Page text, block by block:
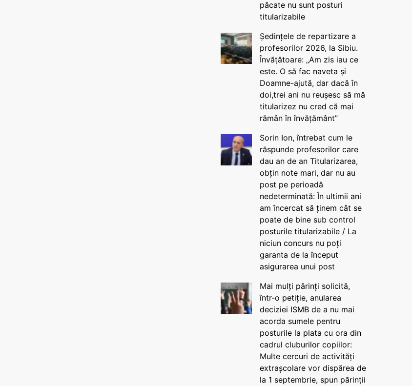
păcate nu sunt posturi
titularizabile
Ședințele de repartizare a
profesorilor 2026, la Sibiu.
Învățătoare: „Am zis iau ce
este. O să fac naveta și
Doamne-ajută, dar dacă în
doi,trei ani nu reușesc să mă
titularizez nu cred că mai
rămân în învățământ”
Sorin Ion, întrebat cum le
răspunde profesorilor care
dau an de an Titularizarea,
obțin note mari, dar nu au
post pe perioadă
nedeterminată: În ultimii ani
am încercat să ținem cât se
poate de bine sub control
posturile titularizabile / La
niciun concurs nu poți
garanta de la început
asigurarea unui post
Mai mulți părinți solicită,
într-o petiție, anularea
deciziei ISMB de a nu mai
acorda sumele pentru
posturile la plata cu ora din
cadrul cluburilor copiilor:
Multe cercuri de activități
extrașcolare vor dispărea de
la 1 septembrie, spun părinții